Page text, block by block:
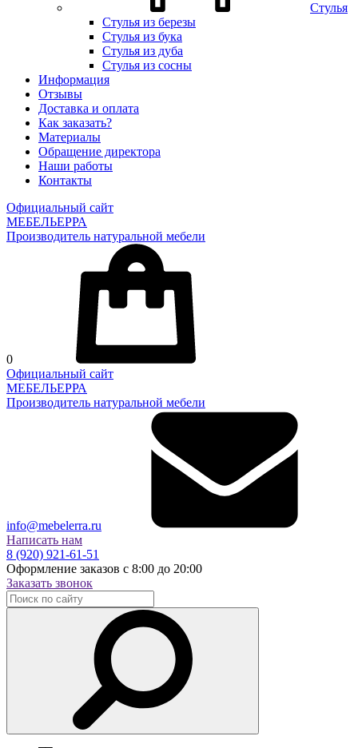
Стулья
Стулья из березы
Стулья из бука
Стулья из дуба
Стулья из сосны
Информация
Отзывы
Доставка и оплата
Как заказать?
Материалы
Обращение директора
Наши работы
Контакты
Официальный сайт
МЕБЕЛЬЕРРА
Производитель натуральной мебели
0
Официальный сайт
МЕБЕЛЬЕРРА
Производитель натуральной мебели
info@mebelerra.ru
Написать нам
8 (920) 921-61-51
Оформление заказов с 8:00 до 20:00
Заказать звонок